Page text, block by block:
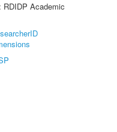
Academic